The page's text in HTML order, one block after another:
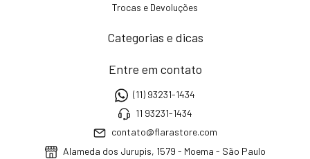
Trocas e Devoluções
Categorias e dicas
Entre em contato
(11) 93231-1434
11 93231-1434
contato@flarastore.com
Alameda dos Jurupis, 1579 - Moema - São Paulo